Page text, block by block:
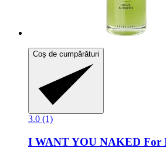
Coș de cumpărături
3.0 (1)
I WANT YOU NAKED For